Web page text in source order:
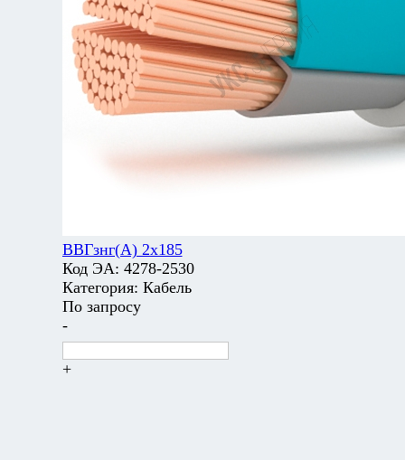
ВВГзнг(А) 2х185
Код ЭА: 4278-2530
Категория: Кабель
По запросу
-
+